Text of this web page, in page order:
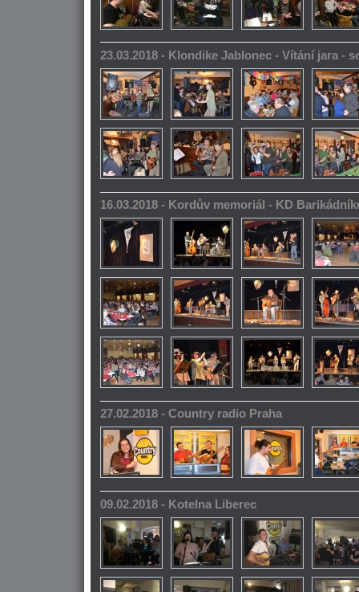
23.03.2018 - Klondike Jablonec - Vítání jara -
16.03.2018 - Kordův memoriál - KD
27.02.2018 - Country radio Praha
09.02.2018 - Kotelna Liberec